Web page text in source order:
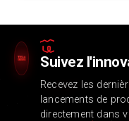
Suivez
Recevez les
lancements de
directement dans